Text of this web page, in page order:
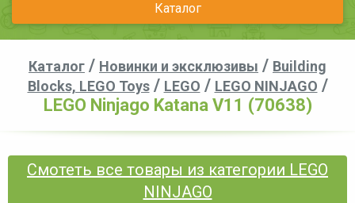
Каталог
Каталог / Новинки и эксклюзивы / Building
Blocks, LEGO Toys/ LEGO / LEGO NINJAGO /
LEGO Ninjago Katana V11 (70638)
Смотеть все товары из категории LEGO
NINJAGO